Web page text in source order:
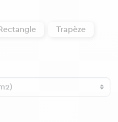
Rectangle
Trapèze